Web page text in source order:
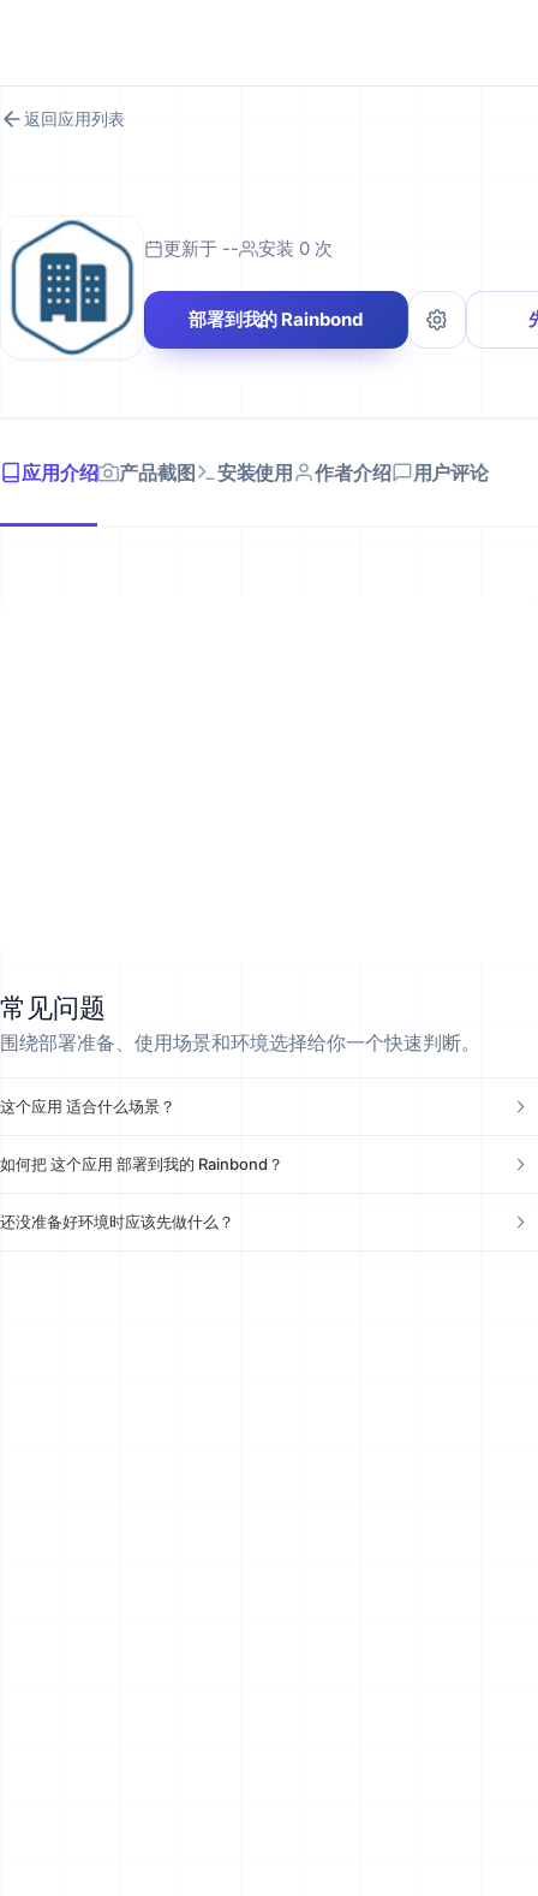
返回应用列表
更新于 -- 安装 0 次
部署到我的 Rainbond
应用介绍 产品截图 安装使用 作者介绍 用户评论
常见问题
围绕部署准备、使用场景和环境选择给你一个快速判断。
这个应用 适合什么场景？
如何把 这个应用 部署到我的 Rainbond？
还没准备好环境时应该先做什么？